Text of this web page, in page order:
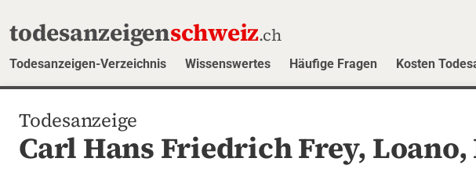
todesanzeigenschweiz.ch
Todesanzeigen-Verzeichnis Wissenswertes Häufige Fragen Kosten
Todesanzeige
Carl Hans Friedrich Frey,